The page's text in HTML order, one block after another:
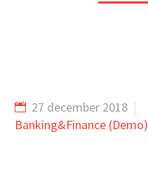
27 december 2018
Banking&Finance (Demo)